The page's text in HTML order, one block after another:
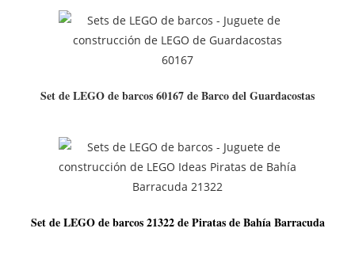
Set de LEGO de barcos 60167 de Barco del Guardacostas
Set de LEGO de barcos 21322 de Piratas de Bahía Barracuda